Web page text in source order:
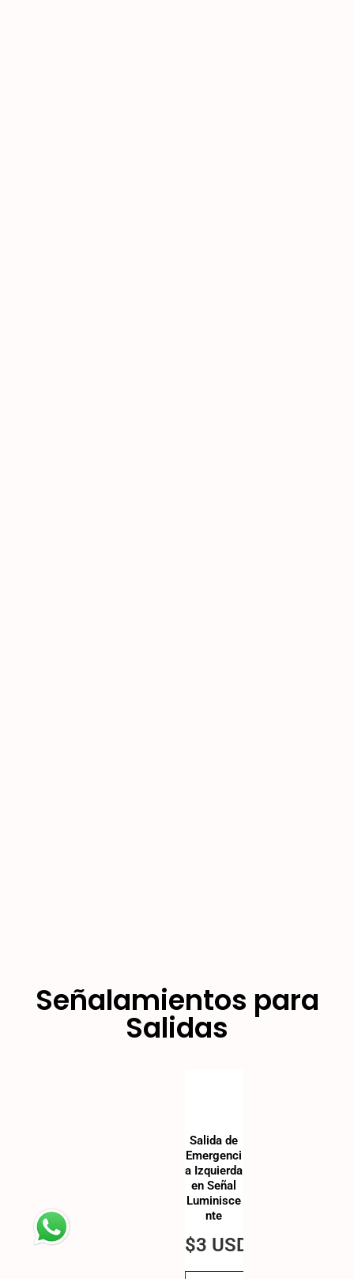
Señalamientos para
Salidas
Salida de
Emergenci
a Izquierda
en Señal
Luminisce
nte
$3 USD